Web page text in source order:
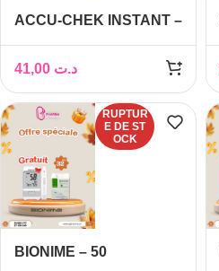
ACCU-CHEK INSTANT –
APPAREIL GRATUIT
د.ت
RUPTUR
E DE ST
OCK
BIONIME – 50